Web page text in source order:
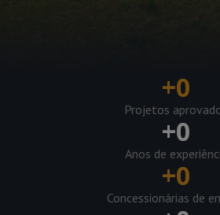
+0
Projetos
+0
Anos de
+0
Concessionárias de